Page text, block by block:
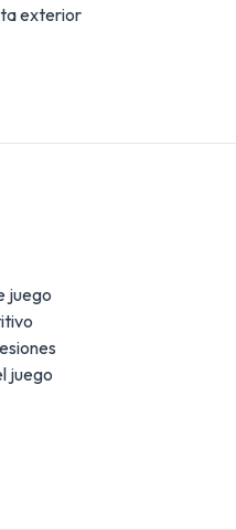
exterior
juego
juego